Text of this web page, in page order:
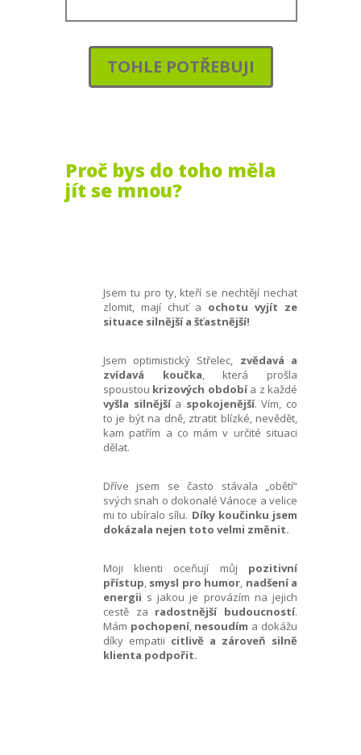
TOHLE POTŘEBUJI
Proč bys do toho měla
jít se mnou?
Jsem tu pro ty, kteří se nechtějí nechat
zlomit, mají chuť a ochotu vyjít ze
situace silnější a šťastnější!
Jsem optimistický Střelec, zvědavá a
zvídavá koučka, která prošla
spoustou krizových obdobía z každé
vyšla silnějšía spokojenější. Vím, co
to je být na dně, ztratit blízké, nevědět,
kam patřím a co mám v určité situaci
dělat.
Dříve jsem se často stávala „obětí“
svých snah o dokonalé Vánoce a velice
mi to ubíralo sílu. Díky koučinku jsem
dokázala nejen toto velmi změnit.
Moji klienti oceňují můj pozitivní
přístup, smysl pro humor, nadšení a
energii s jakou je provázím na jejich
cestě za radostnější budoucností.
Mám pochopení, nesoudím a dokážu
díky empatii citlivě a zároveň silně
klienta podpořit.